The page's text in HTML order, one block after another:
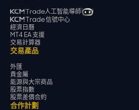
人工智能導師
信號中心
經濟日曆
MT4 EA 支援
交易計算器
交易產品
外匯
貴金屬
能源與大宗商品
股票指數
股票差價合約
合作計劃